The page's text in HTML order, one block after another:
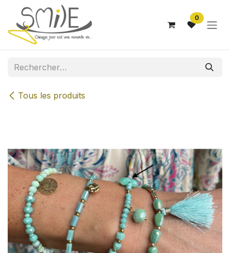
Se rendre au contenu
0
Tous les produits